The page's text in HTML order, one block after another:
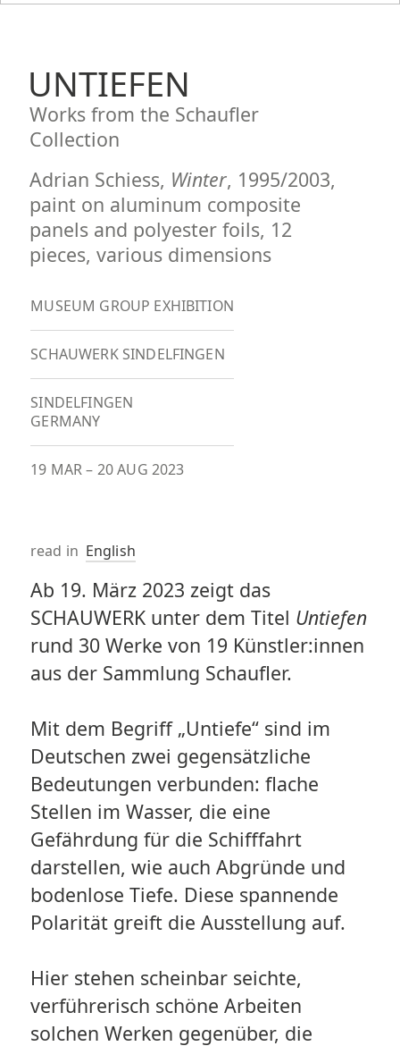
UNTIEFEN
Works from the Schaufler
Collection
Adrian Schiess, Winter, 1995/2003,
paint on aluminum composite
panels and polyester foils, 12
pieces, various dimensions
MUSEUM GROUP EXHIBITION
SCHAUWERK SINDELFINGEN
SINDELFINGEN
GERMANY
19 MAR– 20 AUG 2023
read in English
Ab 19. März 2023 zeigt das
SCHAUWERK unter dem Titel Untiefen
rund 30 Werke von 19 Künstler:innen
aus der Sammlung Schaufler.
Mit dem Begriff „Untiefe“ sind im
Deutschen zwei gegensätzliche
Bedeutungen verbunden: flache
Stellen im Wasser, die eine
Gefährdung für die Schifffahrt
darstellen, wie auch Abgründe und
bodenlose Tiefe. Diese spannende
Polarität greift die Ausstellung auf.
Hier stehen scheinbar seichte,
verführerisch schöne Arbeiten
solchen Werken gegenüber, die